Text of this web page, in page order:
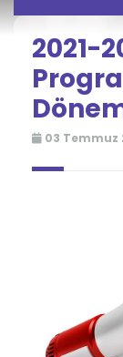
2021-
03 Temmuz